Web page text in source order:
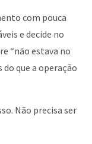
com pouca
e decide no
“não estava no
que a operação
Não precisa ser